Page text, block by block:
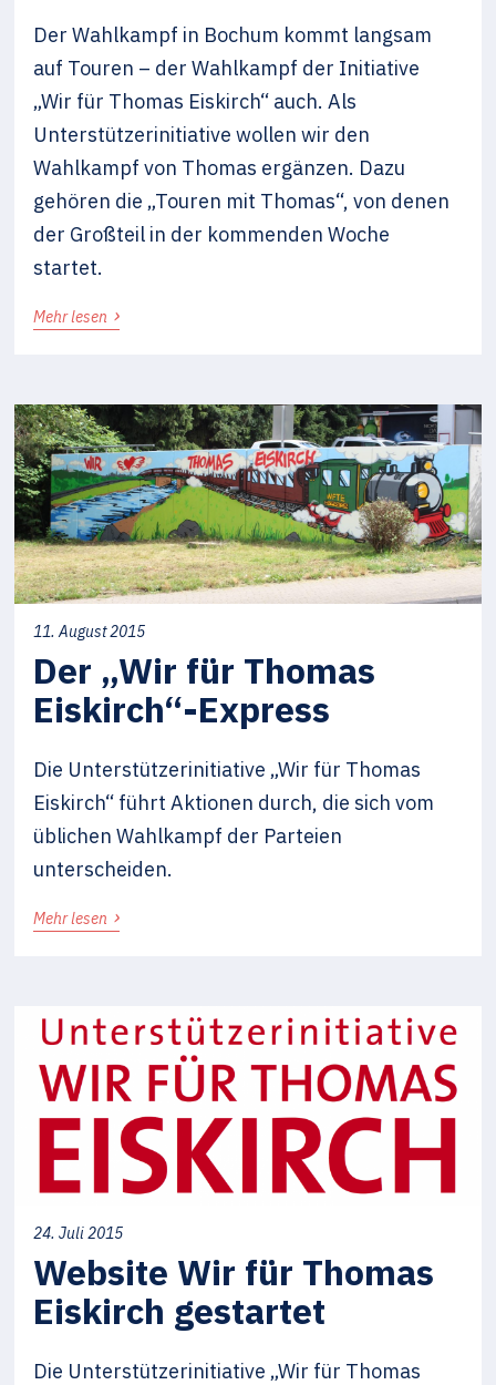
Der Wahlkampf in Bochum kommt langsam
auf Touren – der Wahlkampf der Initiative
„Wir für Thomas Eiskirch“ auch. Als
Unterstützerinitiative wollen wir den
Wahlkampf von Thomas ergänzen. Dazu
gehören die „Touren mit Thomas“, von denen
der Großteil in der kommenden Woche
startet.
Mehr lesen ›
11. August 2015
Der „Wir für Thomas
Eiskirch“-Express
Die Unterstützerinitiative „Wir für Thomas
Eiskirch“ führt Aktionen durch, die sich vom
üblichen Wahlkampf der Parteien
unterscheiden.
Mehr lesen ›
24. Juli 2015
Website Wir für Thomas
Eiskirch gestartet
Die Unterstützerinitiative „Wir für Thomas